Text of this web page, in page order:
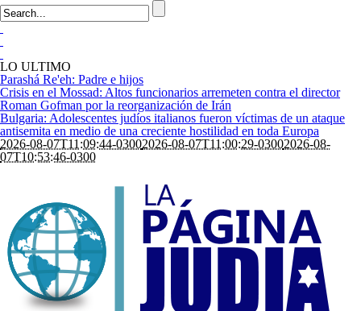
LO ULTIMO
Parashá Re'eh: Padre e hijos
Crisis en el Mossad: Altos funcionarios arremeten contra el director
Roman Gofman por la reorganización de Irán
Bulgaria: Adolescentes judíos italianos fueron víctimas de un ataque
antisemita en medio de una creciente hostilidad en toda Europa
2026-08-07T11:09:44-03002026-08-07T11:00:29-03002026-08-
07T10:53:46-0300